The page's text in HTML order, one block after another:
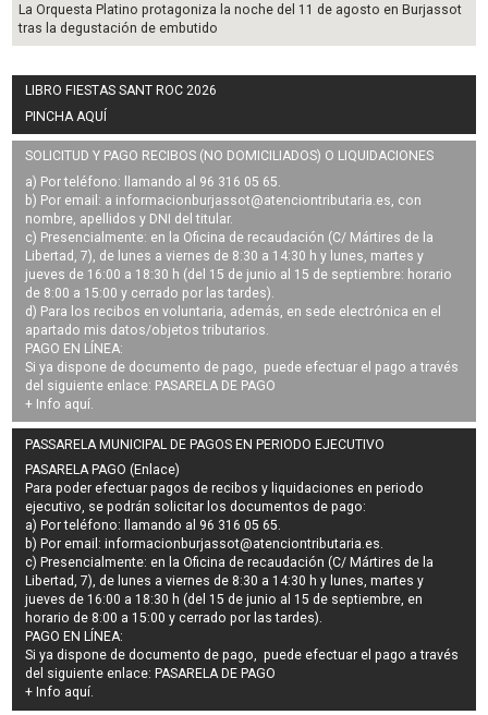
La Orquesta Platino protagoniza la noche del 11 de agosto en Burjassot
tras la degustación de embutido
LIBRO FIESTAS SANT ROC 2026
PINCHA AQUÍ
SOLICITUD Y PAGO RECIBOS (NO DOMICILIADOS) O LIQUIDACIONES
a) Por teléfono: llamando al 96 316 05 65.
b) Por email: a informacionburjassot@atenciontributaria.es, con
nombre, apellidos y DNI del titular.
c) Presencialmente: en la Oficina de recaudación (C/ Mártires de la
Libertad, 7), de lunes a viernes de 8:30 a 14:30 h y lunes, martes y
jueves de 16:00 a 18:30 h (del 15 de junio al 15 de septiembre: horario
de 8:00 a 15:00 y cerrado por las tardes).
d) Para los recibos en voluntaria, además, en sede electrónica en el
apartado mis datos/objetos tributarios.
PAGO EN LÍNEA:
Si ya dispone de documento de pago, puede efectuar el pago a través
del siguiente enlace: PASARELA DE PAGO
+ Info aquí.
PASSARELA MUNICIPAL DE PAGOS EN PERIODO EJECUTIVO
PASARELA PAGO (Enlace)
Para poder efectuar pagos derecibos y liquidaciones en periodo
ejecutivo, se podrán solicitar los documentos de pago:
a) Por teléfono: llamando al 96 316 05 65.
b) Por email:informacionburjassot@atenciontributaria.es.
c) Presencialmente: en la Oficina de recaudación (C/ Mártires de la
Libertad, 7), de lunes a viernes de 8:30 a 14:30 h y lunes, martes y
jueves de 16:00 a 18:30 h (del 15 de junio al 15 de septiembre, en
horario de 8:00 a 15:00 y cerrado por las tardes).
PAGO EN LÍNEA:
Si ya dispone de documento de pago, puede efectuar el pago a través
del siguiente enlace: PASARELA DE PAGO
+ Info aquí.